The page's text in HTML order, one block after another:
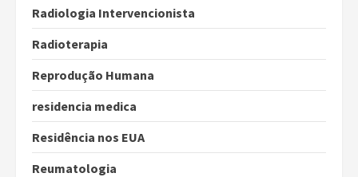
Radiologia Intervencionista
Radioterapia
Reprodução Humana
residencia medica
Residência nos EUA
Reumatologia